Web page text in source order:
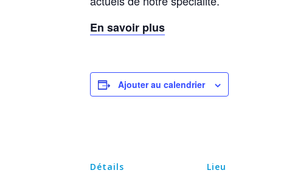
En savoir plus
Ajouter au calendrier
Détails Lieu